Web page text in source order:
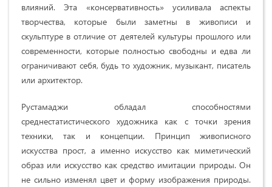
влияний. Эта «консервативность» усиливала аспекты
творчества, которые были заметны в живописи и
скульптуре в отличие от деятелей культуры прошлого или
современности, которые полностью свободны и едва ли
ограничивают себя, будь то художник, музыкант, писатель
или архитектор.
Рустамаджи обладал способностями
среднестатистического художника как с точки зрения
техники, так и концепции. Принцип живописного
искусства прост, а именно искусство как миметический
образ или искусство как средство имитации природы. Он
не сильно изменял цвет и форму изображения природы.